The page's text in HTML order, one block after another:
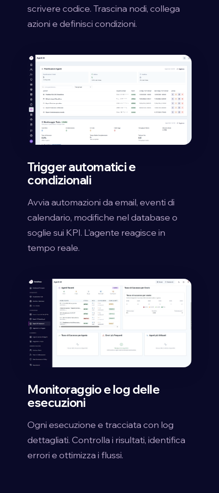
scrivere codice. Trascina nodi, collega
azioni e definisci condizioni.
Trigger automatici e
condizionali
Avvia automazioni da email, eventi di
calendario, modifiche nel database o
soglie sui KPI. L'agente reagisce in
tempo reale.
Monitoraggio e log delle
esecuzioni
Ogni esecuzione e tracciata con log
dettagliati. Controlla i risultati, identifica
errori e ottimizza i flussi.